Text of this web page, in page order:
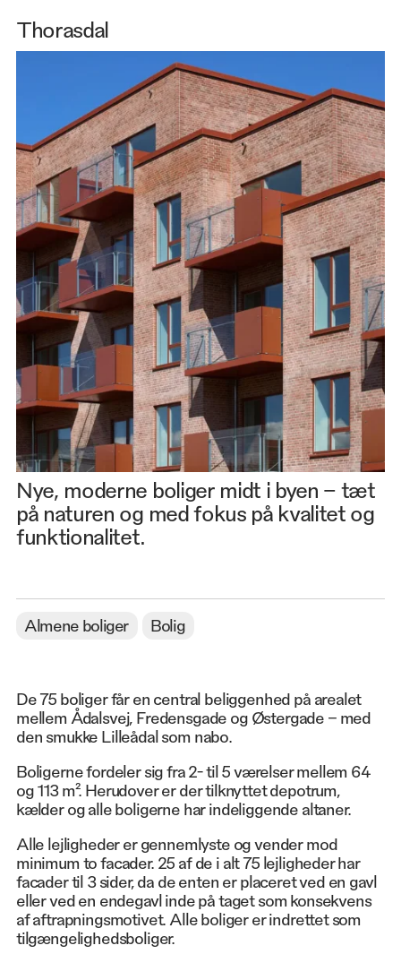
Thorasdal
Nye, moderne boliger midt i byen – tæt
på naturen og med fokus på kvalitet og
funktionalitet.
Almene boliger Bolig
De 75 boliger får en central beliggenhed på arealet
mellem Ådalsvej, Fredensgade og Østergade – med
den smukke Lilleådal som nabo.
Boligerne fordeler sig fra 2- til 5 værelser mellem 64
og 113 m². Herudover er der tilknyttet depotrum,
kælder og alle boligerne har indeliggende altaner.
Alle lejligheder er gennemlyste og vender mod
minimum to facader. 25 af de i alt 75 lejligheder har
facader til 3 sider, da de enten er placeret ved en gavl
eller ved en endegavl inde på taget som konsekvens
af aftrapningsmotivet. Alle boliger er indrettet som
tilgængelighedsboliger.